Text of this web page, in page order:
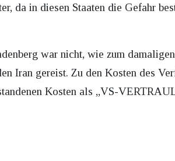
da in diesen Staaten die Gefahr
war nicht, wie zum
Iran gereist. Zu den Kosten des
Kosten als „VS-